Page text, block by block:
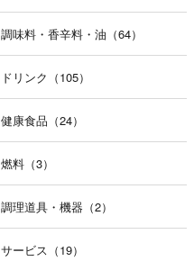
調味料・香辛料・油（64）
ドリンク（105）
健康食品（24）
燃料（3）
調理道具・機器（2）
サービス（19）